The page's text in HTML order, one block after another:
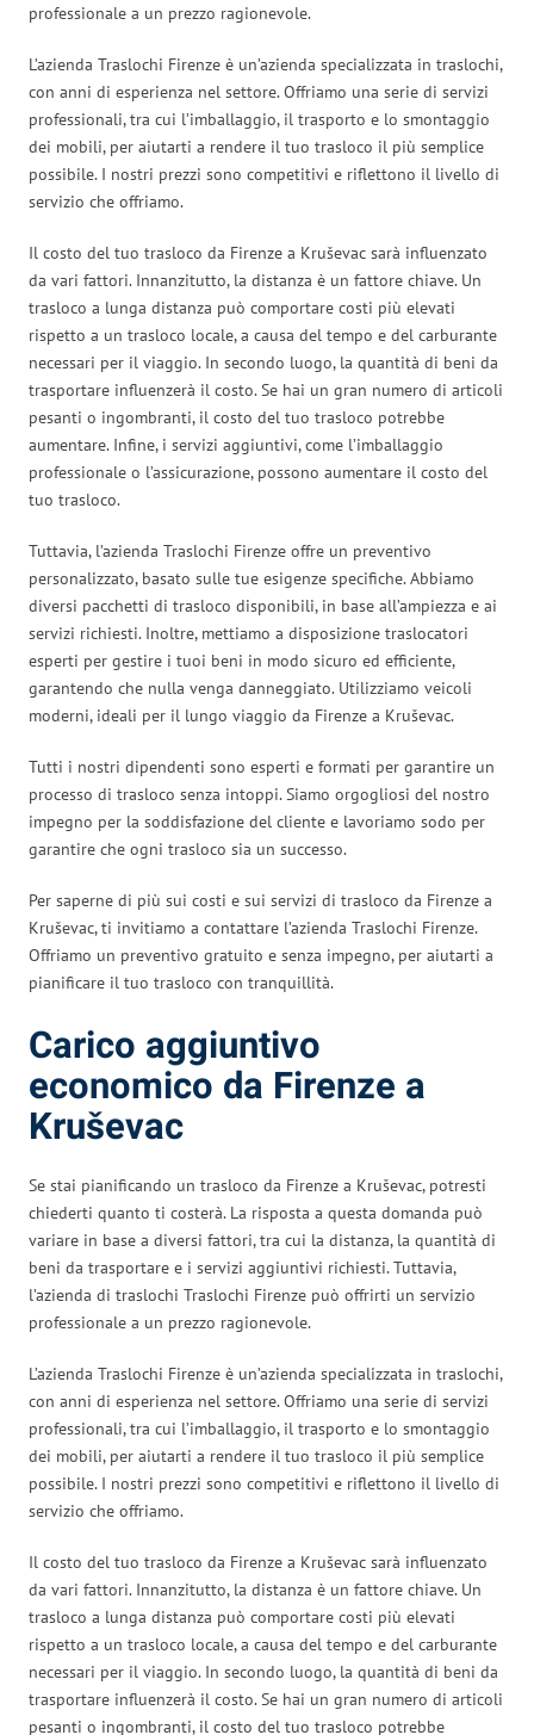
professionale a un prezzo ragionevole.
L’azienda Traslochi Firenze è un’azienda specializzata in traslochi,
con anni di esperienza nel settore. Offriamo una serie di servizi
professionali, tra cui l’imballaggio, il trasporto e lo smontaggio
dei mobili, per aiutarti a rendere il tuo trasloco il più semplice
possibile. I nostri prezzi sono competitivi e riflettono il livello di
servizio che offriamo.
Il costo del tuo trasloco da Firenze a Kruševac sarà influenzato
da vari fattori. Innanzitutto, la distanza è un fattore chiave. Un
trasloco a lunga distanza può comportare costi più elevati
rispetto a un trasloco locale, a causa del tempo e del carburante
necessari per il viaggio. In secondo luogo, la quantità di beni da
trasportare influenzerà il costo. Se hai un gran numero di articoli
pesanti o ingombranti, il costo del tuo trasloco potrebbe
aumentare. Infine, i servizi aggiuntivi, come l’imballaggio
professionale o l’assicurazione, possono aumentare il costo del
tuo trasloco.
Tuttavia, l’azienda Traslochi Firenze offre un preventivo
personalizzato, basato sulle tue esigenze specifiche. Abbiamo
diversi pacchetti di trasloco disponibili, in base all’ampiezza e ai
servizi richiesti. Inoltre, mettiamo a disposizione traslocatori
esperti per gestire i tuoi beni in modo sicuro ed efficiente,
garantendo che nulla venga danneggiato. Utilizziamo veicoli
moderni, ideali per il lungo viaggio da Firenze a Kruševac.
Tutti i nostri dipendenti sono esperti e formati per garantire un
processo di trasloco senza intoppi. Siamo orgogliosi del nostro
impegno per la soddisfazione del cliente e lavoriamo sodo per
garantire che ogni trasloco sia un successo.
Per saperne di più sui costi e sui servizi di trasloco da Firenze a
Kruševac, ti invitiamo a contattare l’azienda Traslochi Firenze.
Offriamo un preventivo gratuito e senza impegno, per aiutarti a
pianificare il tuo trasloco con tranquillità.
Carico aggiuntivo
economico da Firenze a
Kruševac
Se stai pianificando un trasloco da Firenze a Kruševac, potresti
chiederti quanto ti costerà. La risposta a questa domanda può
variare in base a diversi fattori, tra cui la distanza, la quantità di
beni da trasportare e i servizi aggiuntivi richiesti. Tuttavia,
l’azienda di traslochi Traslochi Firenze può offrirti un servizio
professionale a un prezzo ragionevole.
L’azienda Traslochi Firenze è un’azienda specializzata in traslochi,
con anni di esperienza nel settore. Offriamo una serie di servizi
professionali, tra cui l’imballaggio, il trasporto e lo smontaggio
dei mobili, per aiutarti a rendere il tuo trasloco il più semplice
possibile. I nostri prezzi sono competitivi e riflettono il livello di
servizio che offriamo.
Il costo del tuo trasloco da Firenze a Kruševac sarà influenzato
da vari fattori. Innanzitutto, la distanza è un fattore chiave. Un
trasloco a lunga distanza può comportare costi più elevati
rispetto a un trasloco locale, a causa del tempo e del carburante
necessari per il viaggio. In secondo luogo, la quantità di beni da
trasportare influenzerà il costo. Se hai un gran numero di articoli
pesanti o ingombranti, il costo del tuo trasloco potrebbe